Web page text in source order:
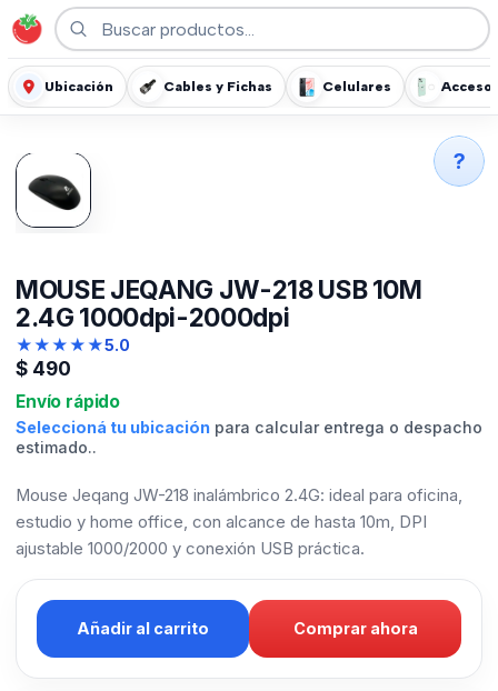
Ubicación Cables y Fichas Celulares
MOUSE JEQANG JW-218 USB 10M
2.4G 1000dpi-2000dpi
★★★★★5.0
$ 490
Envío rápido
Seleccioná tu ubicación para calcular entrega o despacho
estimado..
Mouse Jeqang JW-218 inalámbrico 2.4G: ideal para oficina,
estudio y home office, con alcance de hasta 10m, DPI
ajustable 1000/2000 y conexión USB práctica.
Añadir al carrito Comprar ahora
?